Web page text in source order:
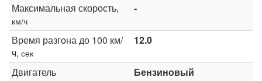
Максимальная скорость,
км/ч
-
Время разгона до 100 км/
ч, сек
12.0
Двигатель
Бензиновый